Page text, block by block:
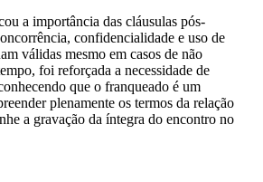
a importância das cláusulas pós-
confidencialidade e uso de
válidas mesmo em casos de não
foi reforçada a necessidade de
que o franqueado é um
plenamente os termos da relação
a gravação da íntegra do encontro no